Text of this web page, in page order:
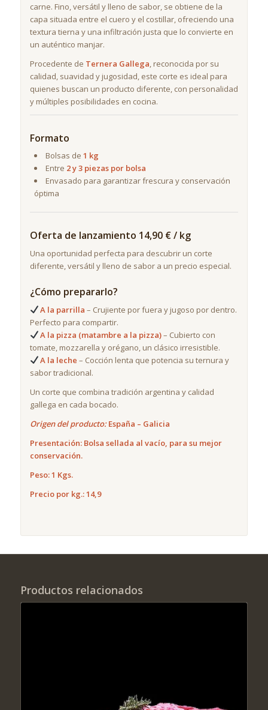
carne. Fino, versátil y lleno de sabor, se obtiene de la
capa situada entre el cuero y el costillar, ofreciendo una
textura tierna y una infiltración justa que lo convierte en
un auténtico manjar.
Procedente de Ternera Gallega, reconocida por su
calidad, suavidad y jugosidad, este corte es ideal para
quienes buscan un producto diferente, con personalidad
y múltiples posibilidades en cocina.
Formato
Bolsas de 1 kg
Entre 2 y 3 piezas por bolsa
Envasado para garantizar frescura y conservación
óptima
Oferta de lanzamiento 14,90 € / kg
Una oportunidad perfecta para descubrir un corte
diferente, versátil y lleno de sabor a un precio especial.
¿Cómo prepararlo?
A la parrilla – Crujiente por fuera y jugoso por dentro.
Perfecto para compartir.
A la pizza (matambre a la pizza)– Cubierto con
tomate, mozzarella y orégano, un clásico irresistible.
A la leche – Cocción lenta que potencia su ternura y
sabor tradicional.
Un corte que combina tradición argentina y calidad
gallega en cada bocado.
Origen del producto:España – Galicia
Presentación: Bolsa sellada al vacío, para su mejor
conservación.
Peso: 1 Kgs.
Precio por kg.: 14,9
Productos relacionados